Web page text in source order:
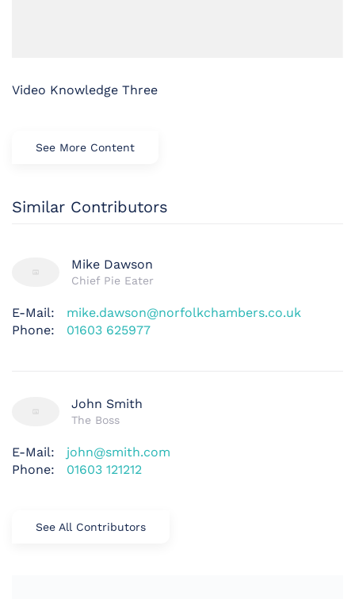
Video Knowledge Three
See More Content
Similar Contributors
Mike Dawson
Chief Pie Eater
E-Mail:
mike.dawson@norfolkchambers.co.uk
Phone:
01603 625977
John Smith
The Boss
E-Mail:
john@smith.com
Phone:
01603 121212
See All Contributors